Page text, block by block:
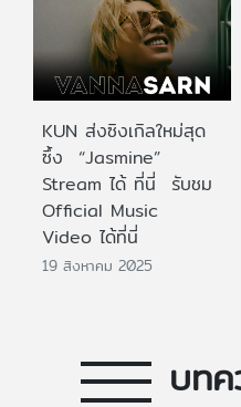
KUN ส่งซิงเกิลใหม่สุด
ซึ้ง “Jasmine”
Stream ได้ ที่นี่ รับชม
Official Music
Video ได้ที่นี่
19 สิงหาคม 2025
บท